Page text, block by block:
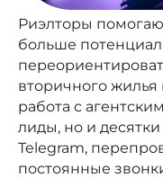
Риэлторы
больше
вторичного жилья
работа с
лиды, но и
Telegram,
постоянные